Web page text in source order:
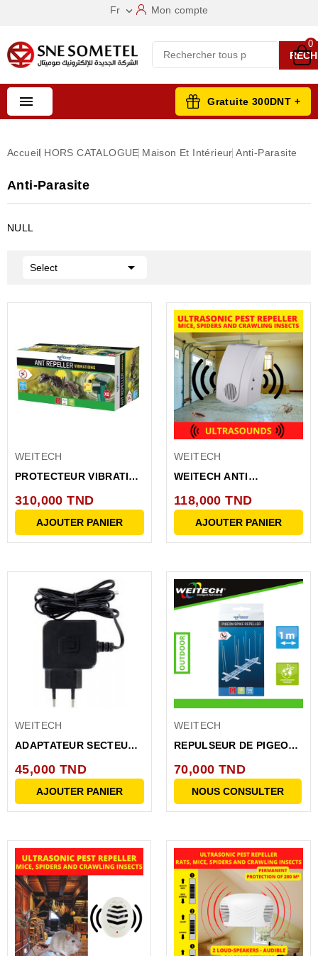
Fr  Mon compte
0
 Gratuite 300DNT +
Accueil HORS CATALOGUE Maison Et Intérieur Anti-Parasite
Anti-Parasite
NULL
Select 
WEITECH
PROTECTEUR VIBRATION
310,000 TND
AJOUTER PANIER
WEITECH
WEITECH ANTI
SONS 60M
118,000 TND
AJOUTER PANIER
WEITECH
ADAPTATEUR SECTEUR
45,000 TND
AJOUTER PANIER
WEITECH
REPULSEUR DE PIGEONS
70,000 TND
NOUS CONSULTER